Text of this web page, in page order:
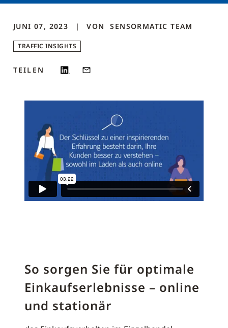
JUNI 07, 2023 VON SENSORMATIC TEAM
TRAFFIC INSIGHTS
TEILEN
So sorgen Sie für optimale
Einkaufserlebnisse – online
und stationär